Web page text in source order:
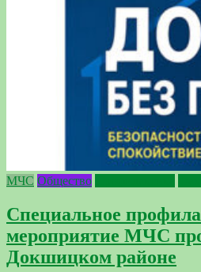
МЧС Общество
Специальное
мероприятие МЧС
Докшицком районе